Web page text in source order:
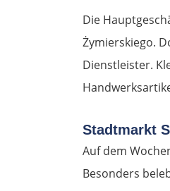
Die
Żymierskiego.
Dienstleister.
Stadtmarkt
Auf dem
Besonders